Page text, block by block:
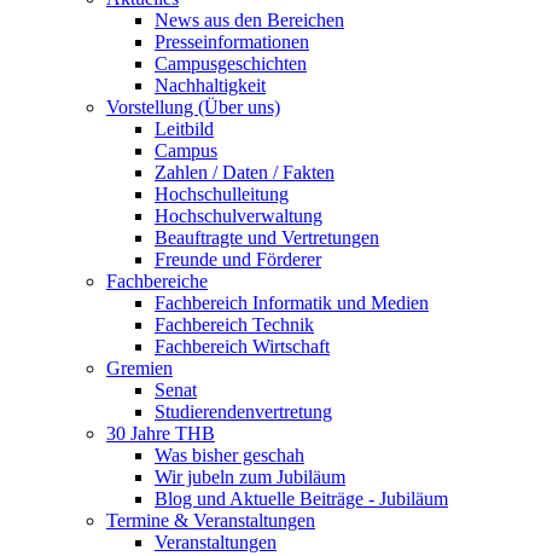
News aus den Bereichen
Presseinformationen
Campusgeschichten
Nachhaltigkeit
Vorstellung (Über uns)
Leitbild
Campus
Zahlen / Daten / Fakten
Hochschulleitung
Hochschulverwaltung
Beauftragte und Vertretungen
Freunde und Förderer
Fachbereiche
Fachbereich Informatik und Medien
Fachbereich Technik
Fachbereich Wirtschaft
Gremien
Senat
Studierendenvertretung
30 Jahre THB
Was bisher geschah
Wir jubeln zum Jubiläum
Blog und Aktuelle Beiträge - Jubiläum
Termine & Veranstaltungen
Veranstaltungen